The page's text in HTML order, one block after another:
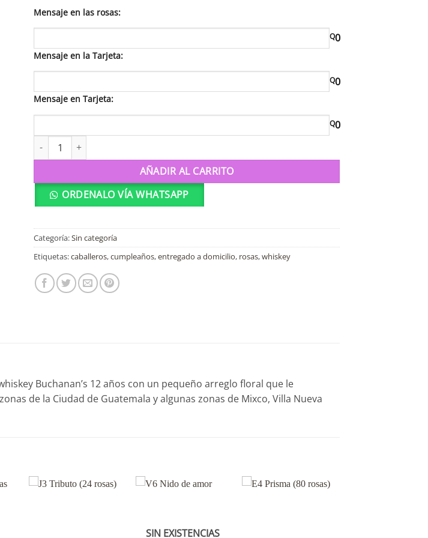
Mensaje en las rosas:
Q0
Mensaje en la Tarjeta:
Q0
Mensaje en Tarjeta:
Q0
S5 Recuerdos cantidad
AÑADIR AL CARRITO
ORDENALO VÍA WHATSAPP
Categoría:Sin categoría
Etiquetas:caballeros,cumpleaños,entregado a domicilio, rosas,whiskey
Buchanan’s 12 años con un pequeño arreglo floral que le
de la Ciudad de Guatemala y algunas zonas de Mixco, Villa Nueva
SIN EXISTENCIAS